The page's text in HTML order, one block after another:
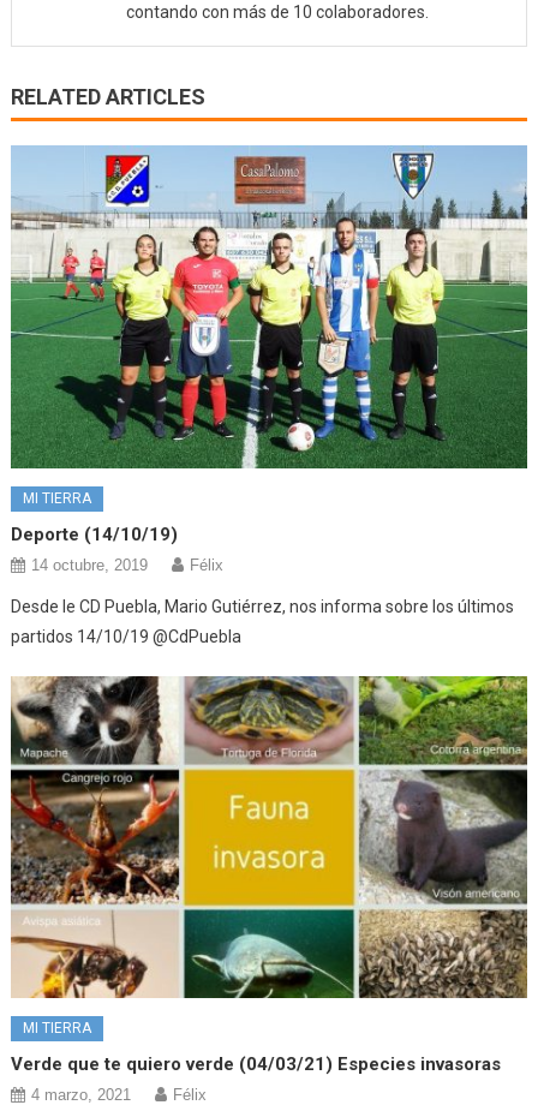
contando con más de 10 colaboradores.
RELATED ARTICLES
MI TIERRA
Deporte (14/10/19)
14 octubre, 2019 Félix
Desde le CD Puebla, Mario Gutiérrez, nos informa sobre los últimos
partidos 14/10/19 @CdPuebla
MI TIERRA
Verde que te quiero verde (04/03/21) Especies invasoras
4 marzo, 2021 Félix